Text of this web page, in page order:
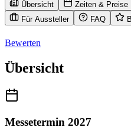
Übersicht Zeiten & Preise
Für Aussteller
FAQ
Bewerten
Übersicht
Messetermin 2027